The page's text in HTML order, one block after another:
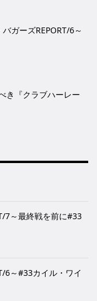
ガーズREPORT/6～
『クラブハーレー
7～最終戦を前に#33
6～#33カイル・ワイ